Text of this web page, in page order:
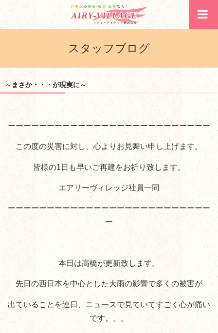
スタッフブログ
～まさか・・・が現実に～
ーーーーーーーーーーーーーーーーーーーーーーーーーー
この度の災害に対し、心よりお見舞い申し上げます。
皆様の1日も早いご再建をお祈り致します。
エアリーヴィレッジ社員一同
ーーーーーーーーーーーーーーーーーーーーーーーーーー
ー
本日は高橋が更新致します。
先日の西日本を中心とした大雨の影響で多くの被害が
出ていることを連日、ニュースで見ていてすごく心が痛い
です。。。